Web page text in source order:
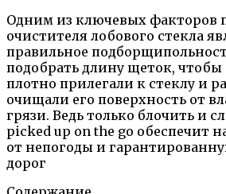
Одним из ключевых факторов
очистителя лобового стекла
правильное
подобрать длину щеток,
плотно прилегали к стеклу и
очищали его поверхность от
грязи. Ведь только блочить и
picked up on the go обеспечит
от непогоды и
дорог